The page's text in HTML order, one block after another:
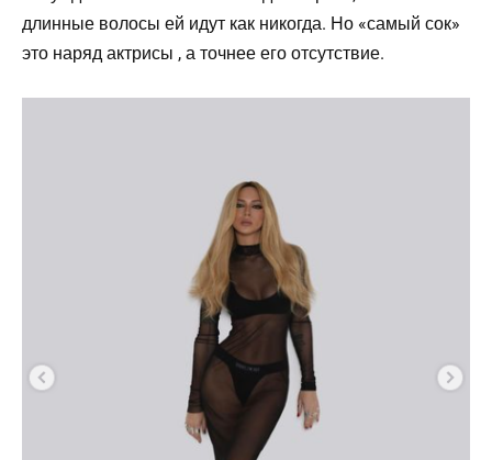
длинные волосы ей идут как никогда. Но «самый сок»
это наряд актрисы , а точнее его отсутствие.